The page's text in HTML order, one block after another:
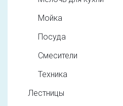
Мойка
Посуда
Смесители
Техника
Лестницы